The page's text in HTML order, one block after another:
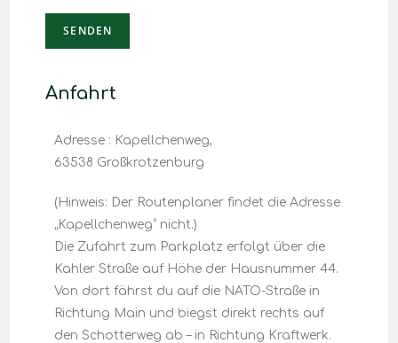
Anfahrt
Adresse : Kapellchenweg,
63538 Großkrotzenburg
(Hinweis: Der Routenplaner findet die Adresse
„Kapellchenweg“ nicht.)
Die Zufahrt zum Parkplatz erfolgt über die
Kahler Straße auf Höhe der Hausnummer 44.
Von dort fährst du auf die NATO-Straße in
Richtung Main und biegst direkt rechts auf
den Schotterweg ab – in Richtung Kraftwerk.